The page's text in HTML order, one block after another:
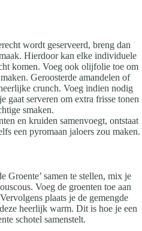
wordt geserveerd, breng dan
Hierdoor kan elke individuele
komen. Voeg ook olijfolie toe om
Geroosterde amandelen of
crunch. Voeg indien nodig
gaat serveren om extra frisse tonen
smaken.
en kruiden samenvoegt, ontstaat
een pyromaan jaloers zou maken.
Groente’ samen te stellen, mix je
Voeg de groenten toe aan
plaats je de gemengde
heerlijk warm. Dit is hoe je een
schotel samenstelt.